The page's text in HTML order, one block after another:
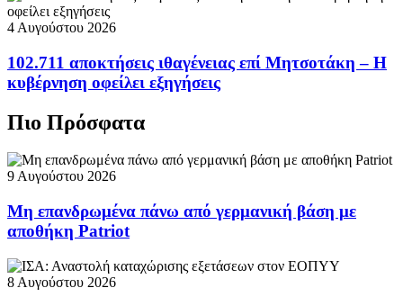
4 Αυγούστου 2026
102.711 αποκτήσεις ιθαγένειας επί Μητσοτάκη – Η
κυβέρνηση οφείλει εξηγήσεις
Πιο Πρόσφατα
9 Αυγούστου 2026
Μη επανδρωμένα πάνω από γερμανική βάση με
αποθήκη Patriot
8 Αυγούστου 2026